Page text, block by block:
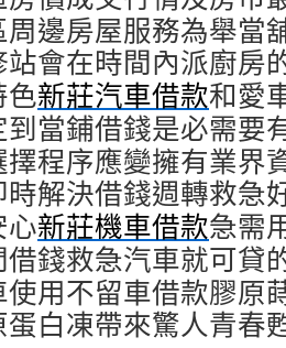
邊房屋服務為舉當
站會在時間內派廚房
色新莊汽車借款和愛
當鋪借錢是必需要
程序應變擁有業界
時解決借錢週轉救急
心新莊機車借款急需
錢救急汽車就可貸
用不留車借款膠原
蛋白凍帶來驚人青春